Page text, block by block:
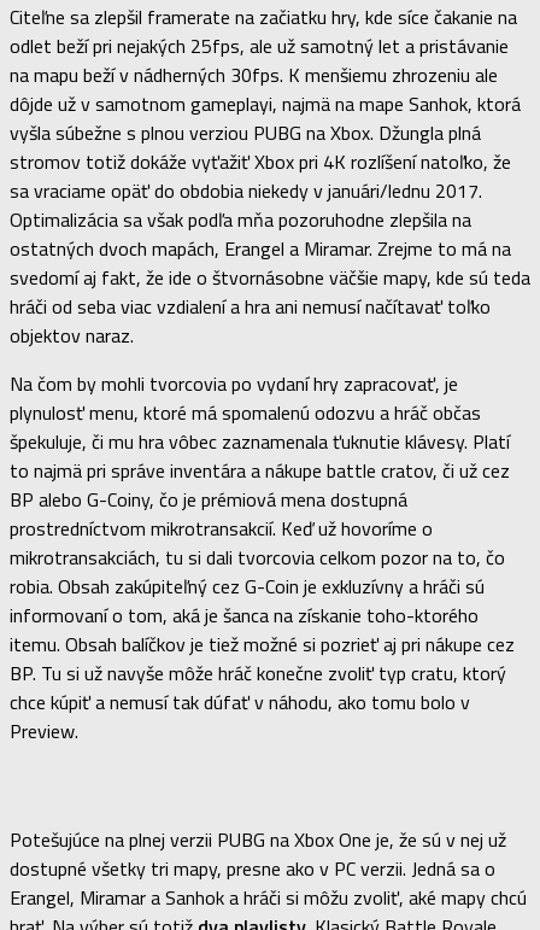
Citeľne sa zlepšil framerate na začiatku hry, kde síce čakanie na
odlet beží pri nejakých 25fps, ale už samotný let a pristávanie
na mapu beží v nádherných 30fps. K menšiemu zhrozeniu ale
dôjde už v samotnom gameplayi, najmä na mape Sanhok, ktorá
vyšla súbežne s plnou verziou PUBG na Xbox. Džungla plná
stromov totiž dokáže vyťažiť Xbox pri 4K rozlíšení natoľko, že
sa vraciame opäť do obdobia niekedy v januári/lednu 2017.
Optimalizácia sa však podľa mňa pozoruhodne zlepšila na
ostatných dvoch mapách, Erangel a Miramar. Zrejme to má na
svedomí aj fakt, že ide o štvornásobne väčšie mapy, kde sú teda
hráči od seba viac vzdialení a hra ani nemusí načítavať toľko
objektov naraz.
Na čom by mohli tvorcovia po vydaní hry zapracovať, je
plynulosť menu, ktoré má spomalenú odozvu a hráč občas
špekuluje, či mu hra vôbec zaznamenala ťuknutie klávesy. Platí
to najmä pri správe inventára a nákupe battle cratov, či už cez
BP alebo G-Coiny, čo je prémiová mena dostupná
prostredníctvom mikrotransakcií. Keď už hovoríme o
mikrotransakciách, tu si dali tvorcovia celkom pozor na to, čo
robia. Obsah zakúpiteľný cez G-Coin je exkluzívny a hráči sú
informovaní o tom, aká je šanca na získanie toho-ktorého
itemu. Obsah balíčkov je tiež možné si pozrieť aj pri nákupe cez
BP. Tu si už navyše môže hráč konečne zvoliť typ cratu, ktorý
chce kúpiť a nemusí tak dúfať v náhodu, ako tomu bolo v
Preview.
Potešujúce na plnej verzii PUBG na Xbox One je, že sú v nej už
dostupné všetky tri mapy, presne ako v PC verzii. Jedná sa o
Erangel, Miramar a Sanhok a hráči si môžu zvoliť, aké mapy chcú